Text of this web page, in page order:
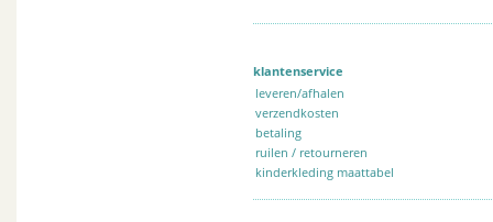
klantenservice
leveren/afhalen
verzendkosten
betaling
ruilen / retourneren
kinderkleding maattabel